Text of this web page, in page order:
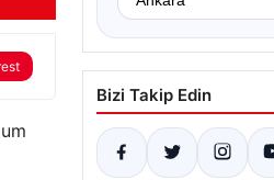
Bizi Takip Edin